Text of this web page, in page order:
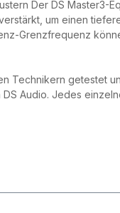
Der DS
um einen
Grenzfrequenz
Technikern getestet
Audio. Jedes